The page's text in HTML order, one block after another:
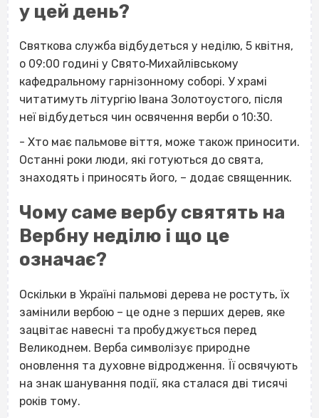
у цей день?
Святкова служба відбудеться у неділю, 5 квітня,
о 09:00 годині у Свято‐Михайлівському
кафедральному гарнізонному соборі. У храмі
читатимуть літургію Івана Золотоустого, після
неї відбудеться чин освячення верби о 10:30.
- Хто має пальмове віття, може також приносити.
Останні роки люди, які готуються до свята,
знаходять і приносять його, – додає священник.
Чому саме вербу святять на
Вербну неділю і що це
означає?
Оскільки в Україні пальмові дерева не ростуть, їх
замінили вербою – це одне з перших дерев, яке
зацвітає навесні та пробуджується перед
Великоднем. Верба символізує природне
оновлення та духовне відродження. Її освячують
на знак шанування події, яка сталася дві тисячі
років тому.